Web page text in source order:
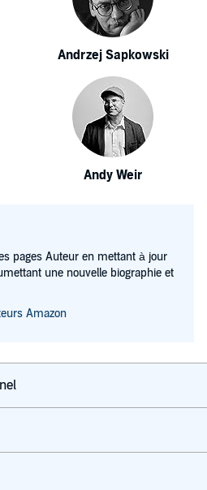
Andrzej Sapkowski
Andy Weir
pages Auteur en mettant à jour
une nouvelle biographie et
Amazon